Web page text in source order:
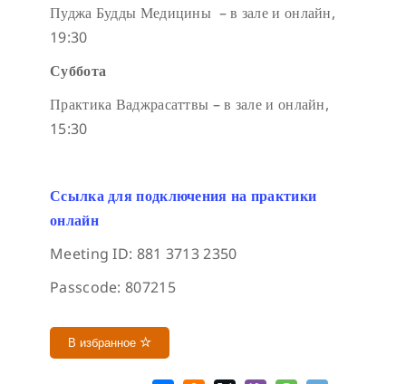
Пуджа Будды Медицины – в зале и онлайн,
19:30
Суббота
Практика Ваджрасаттвы – в зале и онлайн,
15:30
Ссылка для подключения на практики
онлайн
Meeting ID: 881 3713 2350
Passcode: 807215
В избранное